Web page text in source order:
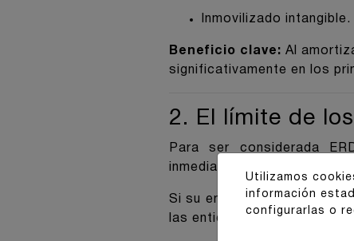
Inmovilizado intangible.
Beneficio clave: Al
significativamente en los
2. El límite de
Para ser considerada
inmediatamente anterior
Si su empresa forma parte
las entidades del grupo,
Utilizamos
información
configurarlas o